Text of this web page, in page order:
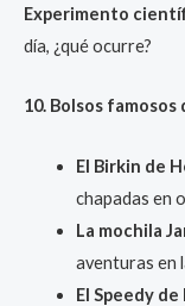
Experimento
día, ¿qué ocurre?
10. Bolsos
El Birkin de
chapadas en
La mochila
aventuras en
El Speedy